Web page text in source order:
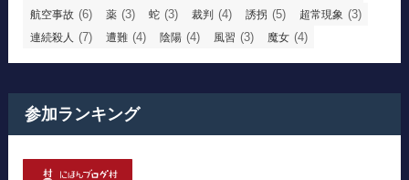
航空事故 (6) 薬 (3) 蛇 (3) 裁判 (4) 誘拐 (5) 超常現象 (3)
連続殺人 (7) 遭難 (4) 陰陽 (4) 風習 (3) 魔女 (4)
参加ランキング